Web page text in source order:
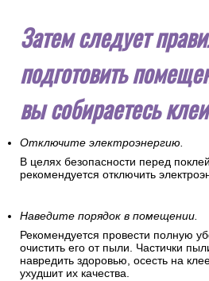
Затем следует
подготовить
вы собираетесь
Отключите электроэнергию.
В целях безопасности перед
рекомендуется отключить
Наведите порядок в помещении.
Рекомендуется провести полную
очистить его от пыли. Частички
навредить здоровью, осесть на
ухудшит их качества.